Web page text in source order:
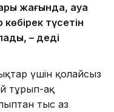
жағында, ауа
түсетін
– деді
үшін қолайсыз
тұрып-ақ
тыс аз